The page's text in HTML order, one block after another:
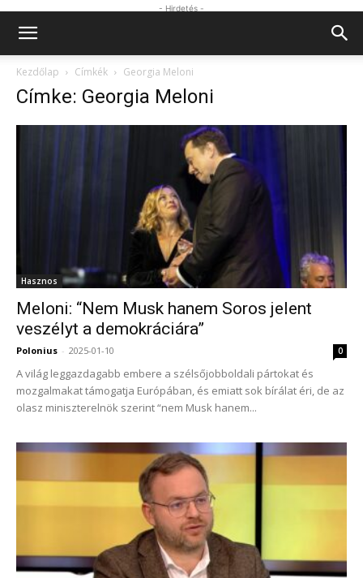
- Hirdetés -
Kezdőlap Címkék Georgia Meloni
Címke: Georgia Meloni
Hasznos
Meloni: “Nem Musk hanem Soros jelent
veszélyt a demokráciára”
Polonius - 2025-01-10 0
A világ leggazdagabb embere a szélsőjobboldali pártokat és
mozgalmakat támogatja Európában, és emiatt sok bírálat éri, de az
olasz miniszterelnök szerint “nem Musk hanem...